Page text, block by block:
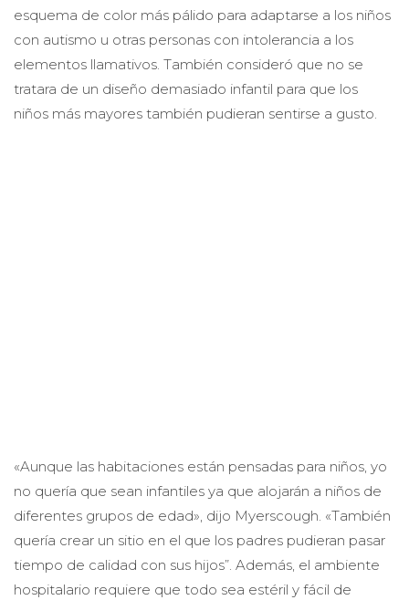
esquema de color más pálido para adaptarse a los niños
con autismo u otras personas con intolerancia a los
elementos llamativos. También consideró que no se
tratara de un diseño demasiado infantil para que los
niños más mayores también pudieran sentirse a gusto.
«Aunque las habitaciones están pensadas para niños, yo
no quería que sean infantiles ya que alojarán a niños de
diferentes grupos de edad», dijo Myerscough. «También
quería crear un sitio en el que los padres pudieran pasar
tiempo de calidad con sus hijos”. Además, el ambiente
hospitalario requiere que todo sea estéril y fácil de